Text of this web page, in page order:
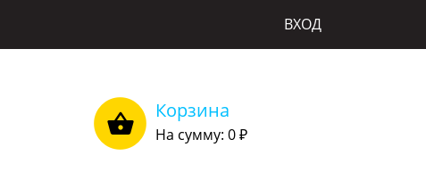
ВХОД
Корзина
На сумму: 0 ₽